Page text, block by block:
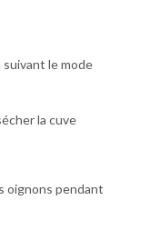
suivant le mode
la cuve
oignons pendant